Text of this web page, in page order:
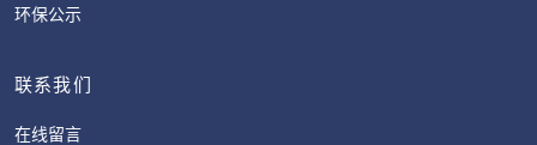
环保公示
联系我们
在线留言